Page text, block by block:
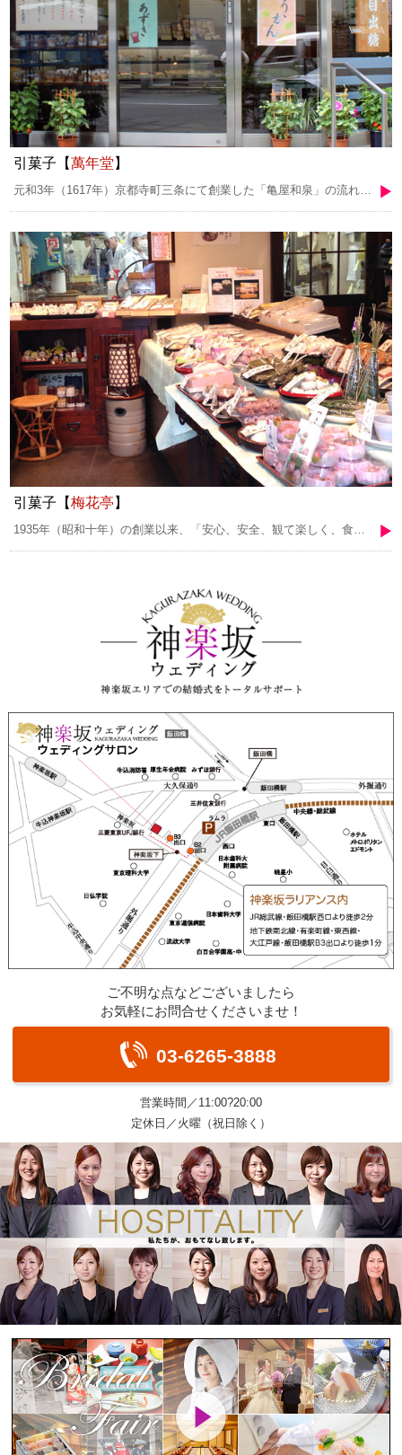
引菓子【萬年堂 】
元和3年（1617年）京都寺町三条にて創業した「亀屋和泉」の流れを汲む老舗店。1993年に11代目のご子息が飯田橋にて開業いたしました。明治中頃よりそれまでの高麗餅を赤飯に見立て「御目出糖」と名付け売り出しました。 看板の「御目出糖」の他にも「ありが糖う」等、お祝いの席に欠かせない商品を数多く取りそろえております。
引菓子【梅花亭 】
1935年（昭和十年）の創業以来、「安心、安全、観て楽しく、食べておいしい」を心がけて和菓子作りをしております。無添加にこだわり、国産の安心して食べられる素材を、心を込めた手仕事で、季節感あふれる和菓子に仕上げております。 特に当店自慢の餡は、豆から炊いており、しかも和菓子の皮に合わせて何種類も炊き分けてお作りしています。一つ一つ手作りした味を、是非お楽しみください。
ご不明な点などございましたら
お気軽にお問合せくださいませ！
03-6265-3888
営業時間／11:00?20:00
定休日／火曜（祝日除く）